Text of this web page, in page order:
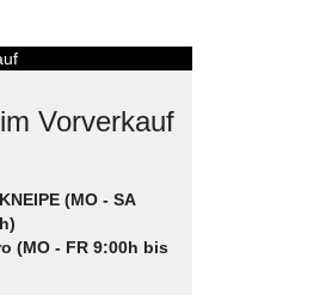
Vorverkauf
(MO - SA
(MO - FR 9:00h bis